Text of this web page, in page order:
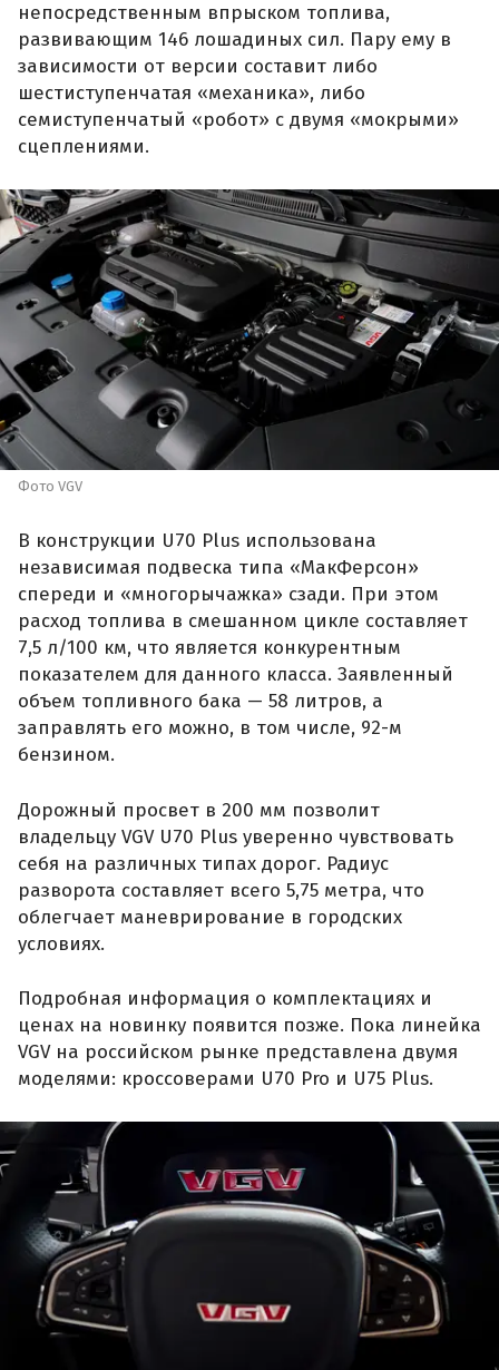
непосредственным впрыском топлива,
развивающим 146 лошадиных сил. Пару ему в
зависимости от версии составит либо
шестиступенчатая «механика», либо
семиступенчатый «робот» с двумя «мокрыми»
сцеплениями.
Фото VGV
В конструкции U70 Plus использована
независимая подвеска типа «МакФерсон»
спереди и «многорычажка» сзади. При этом
расход топлива в смешанном цикле составляет
7,5 л/100 км, что является конкурентным
показателем для данного класса. Заявленный
объем топливного бака — 58 литров, а
заправлять его можно, в том числе, 92-м
бензином.
Дорожный просвет в 200 мм позволит
владельцу VGV U70 Plus уверенно чувствовать
себя на различных типах дорог. Радиус
разворота составляет всего 5,75 метра, что
облегчает маневрирование в городских
условиях.
Подробная информация о комплектациях и
ценах на новинку появится позже. Пока линейка
VGV на российском рынке представлена двумя
моделями: кроссоверами U70 Pro и U75 Plus.